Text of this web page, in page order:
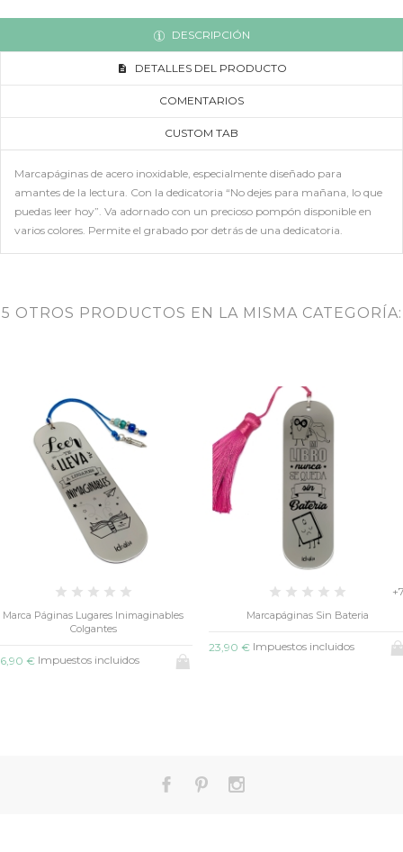
DESCRIPCIÓN
DETALLES DEL PRODUCTO
COMENTARIOS
CUSTOM TAB
Marcapáginas de acero inoxidable, especialmente diseñado para
amantes de la lectura. Con la dedicatoria “No dejes para mañana, lo que
puedas leer hoy”. Va adornado con un precioso pompón disponible en
varios colores. Permite el grabado por detrás de una dedicatoria.
5 OTROS PRODUCTOS EN LA MISMA CATEGORÍA:
Marca Páginas Lugares Inimaginables
Colgantes
€ Impuestos incluidos
Marcapáginas Sin Bateria
23,90 € Impuestos incluidos